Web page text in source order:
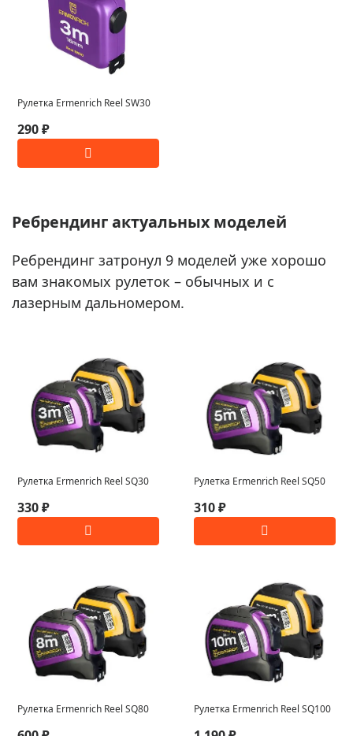
Рулетка Ermenrich Reel SW30
290 ₽
Ребрендинг актуальных моделей
Ребрендинг затронул 9 моделей уже хорошо
вам знакомых рулеток – обычных и с
лазерным дальномером.
Рулетка Ermenrich Reel SQ30
330 ₽
Рулетка Ermenrich Reel SQ50
310 ₽
Рулетка Ermenrich Reel SQ80 Рулетка Ermenrich Reel SQ100